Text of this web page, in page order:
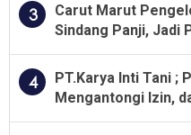
3
Carut Marut
Sindang Panji, Jadi
4
PT.Karya Inti Tani ;
Mengantongi Izin,